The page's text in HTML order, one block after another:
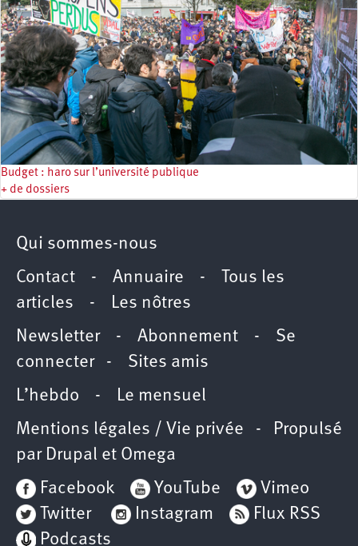
Budget : haro sur l’université publique
+ de dossiers
Qui sommes-nous
Contact - Annuaire -
Tous les
articles - Les nôtres
Newsletter- Abonnement - Se
connecter- Sites amis
L’hebdo - Le mensuel
Mentions légales / Vie privée - Propulsé
par Drupal et Omega
Facebook
YouTube
Vimeo
Twitter
Instagram
Flux RSS
Podcasts